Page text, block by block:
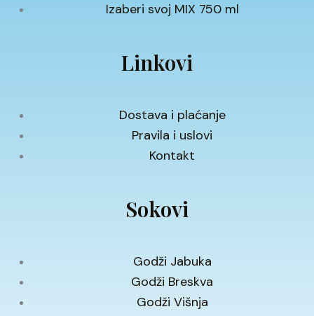
Izaberi svoj MIX 750 ml
Linkovi
Dostava i plaćanje
Pravila i uslovi
Kontakt
Sokovi
Godži Jabuka
Godži Breskva
Godži Višnja